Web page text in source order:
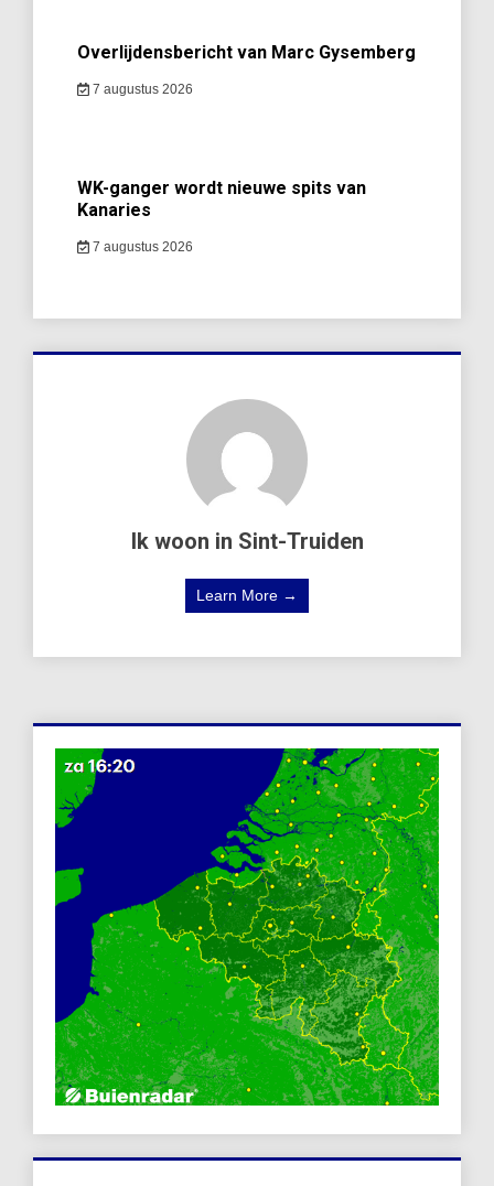
Overlijdensbericht van Marc Gysemberg
7 augustus 2026
WK-ganger wordt nieuwe spits van
Kanaries
7 augustus 2026
Ik woon in Sint-Truiden
Learn More →